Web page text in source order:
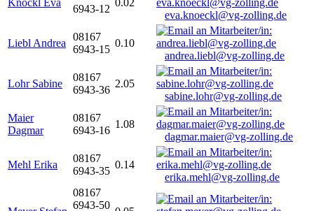
Knöckl Eva
6943-12
0.02
eva.knoeckl@vg-zolling.de
Liebl Andrea
08167
6943-15
0.10
andrea.liebl@vg-zolling.de
Lohr Sabine
08167
6943-36
2.05
sabine.lohr@vg-zolling.de
Maier
Dagmar
08167
6943-16
1.08
dagmar.maier@vg-zolling.de
Mehl Erika
08167
6943-35
0.14
erika.mehl@vg-zolling.de
08167
6943-50